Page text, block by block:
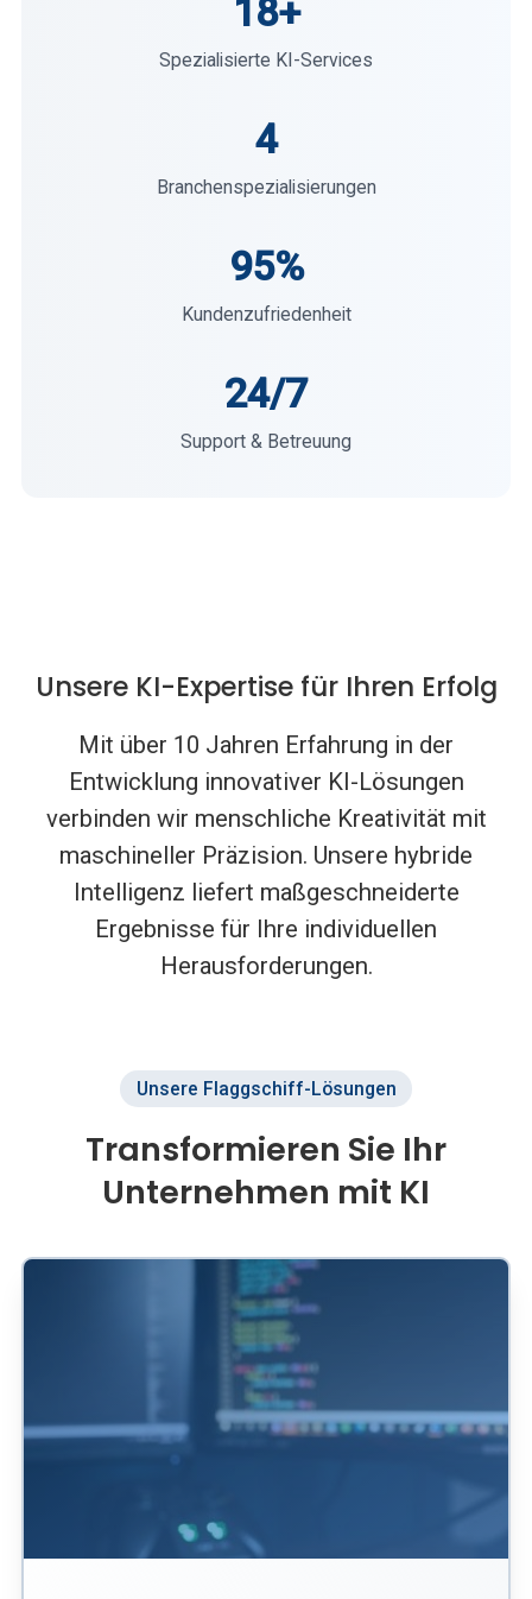
18+
Spezialisierte KI-Services
4
Branchenspezialisierungen
95%
Kundenzufriedenheit
24/7
Support & Betreuung
Unsere KI-Expertise für Ihren Erfolg
Mit über 10 Jahren Erfahrung in der
Entwicklung innovativer KI-Lösungen
verbinden wir menschliche Kreativität mit
maschineller Präzision. Unsere hybride
Intelligenz liefert maßgeschneiderte
Ergebnisse für Ihre individuellen
Herausforderungen.
Unsere Flaggschiff-Lösungen
Transformieren Sie Ihr
Unternehmen mit KI